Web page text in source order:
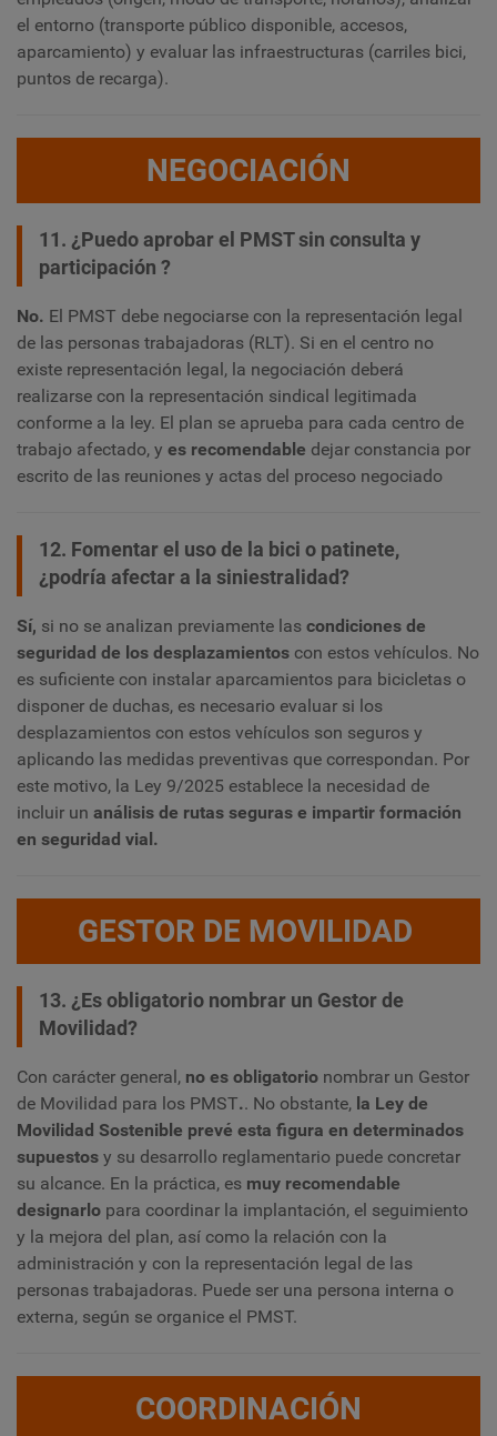
el entorno (transporte público disponible, accesos,
aparcamiento) y evaluar las infraestructuras (carriles bici,
puntos de recarga).
NEGOCIACIÓN
11. ¿Puedo aprobar el PMST sin consulta y
participación ?
No. El PMST debe negociarse con la representación legal
de las personas trabajadoras (RLT). Si en el centro no
existe representación legal, la negociación deberá
realizarse con la representación sindical legitimada
conforme a la ley. El plan se aprueba para cada centro de
trabajo afectado, y es recomendable dejar constancia por
escrito de las reuniones y actas del proceso negociado
12. Fomentar el uso de la bici o patinete,
¿podría afectar a la siniestralidad?
Sí, si no se analizan previamente las condiciones de
seguridad de los desplazamientos con estos vehículos. No
es suficiente con instalar aparcamientos para bicicletas o
disponer de duchas, es necesario evaluar si los
desplazamientos con estos vehículos son seguros y
aplicando las medidas preventivas que correspondan. Por
este motivo, la Ley 9/2025 establece la necesidad de
incluir un análisis de rutas seguras e impartir formación
en seguridad vial.
GESTOR DE MOVILIDAD
13. ¿Es obligatorio nombrar un Gestor de
Movilidad?
Con carácter general, no es obligatorio nombrar un Gestor
de Movilidad para los PMST.. No obstante, la Ley de
Movilidad Sostenible prevé esta figura en determinados
supuestos y su desarrollo reglamentario puede concretar
su alcance. En la práctica, es muy recomendable
designarlo para coordinar la implantación, el seguimiento
y la mejora del plan, así como la relación con la
administración y con la representación legal de las
personas trabajadoras. Puede ser una persona interna o
externa, según se organice el PMST.
COORDINACIÓN